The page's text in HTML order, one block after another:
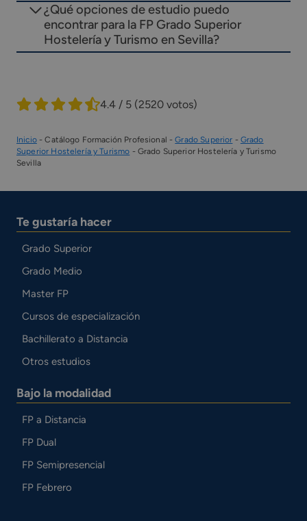
¿Qué opciones de estudio puedo
encontrar para la FP Grado Superior
Hostelería y Turismo en Sevilla?
4.4 / 5 (2520 votos)
Inicio-Catálogo Formación Profesional -Grado Superior - Grado
Superior Hostelería y Turismo - Grado Superior Hostelería y Turismo
Sevilla
Te gustaría hacer
Grado Superior
Grado Medio
Master FP
Cursos de especialización
Bachillerato a Distancia
Otros estudios
Bajo la modalidad
FP a Distancia
FP Dual
FP Semipresencial
FP Febrero